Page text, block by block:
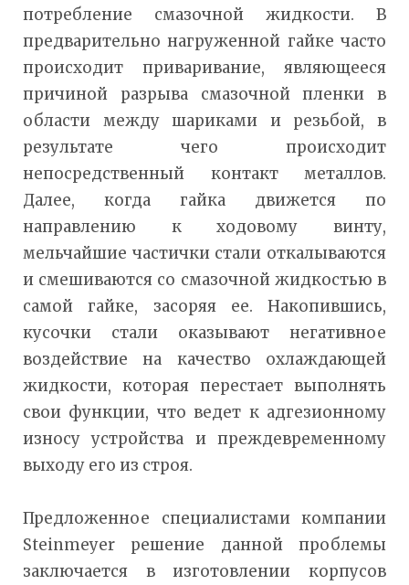
потребление смазочной жидкости. В
предварительно нагруженной гайке часто
происходит приваривание, являющееся
причиной разрыва смазочной пленки в
области между шариками и резьбой, в
результате чего происходит
непосредственный контакт металлов.
Далее, когда гайка движется по
направлению к ходовому винту,
мельчайшие частички стали откалываются
и смешиваются со смазочной жидкостью в
самой гайке, засоряя ее. Накопившись,
кусочки стали оказывают негативное
воздействие на качество охлаждающей
жидкости, которая перестает выполнять
свои функции, что ведет к адгезионному
износу устройства и преждевременному
выходу его из строя.
Предложенное специалистами компании
Steinmeyer решение данной проблемы
заключается в изготовлении корпусов